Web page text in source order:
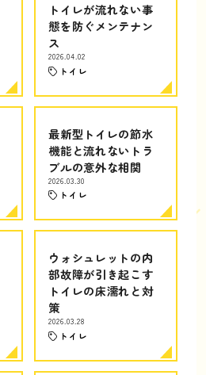
トイレが流れない事
態を防ぐメンテナン
ス
2026.04.02
トイレ
最新型トイレの節水
機能と流れないトラ
ブルの意外な相関
2026.03.30
トイレ
ウォシュレットの内
部故障が引き起こす
トイレの床濡れと対
策
2026.03.28
トイレ